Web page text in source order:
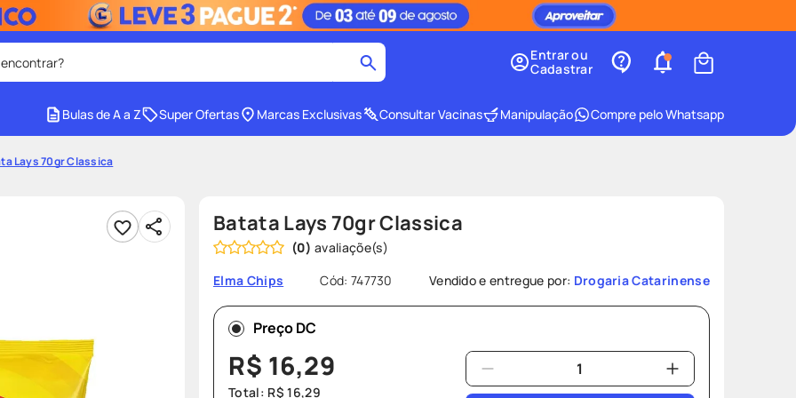
8º desodorante
teste gravidez
Entrar ou
Cadastrar
Bulas de A a Z Super Ofertas Marcas Exclusivas Consultar Vacinas Manipulação Compre pelo Whatsapp
Lays 70gr Classica
Batata Lays 70gr Classica
(0)
Elma Chips
Cód: 747730 Vendido e entregue por: Drogaria Catarinense
Preço DC
R$ 16,29
Total: R$ 16,29